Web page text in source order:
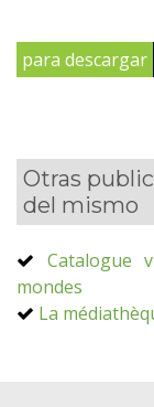
para descargar
Otras
del mismo
Catalogue
mondes
La